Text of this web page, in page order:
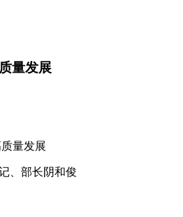
量发展
量发展
部长阴和俊